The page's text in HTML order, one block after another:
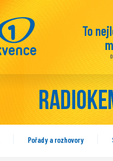
Pořady a rozhovory
To